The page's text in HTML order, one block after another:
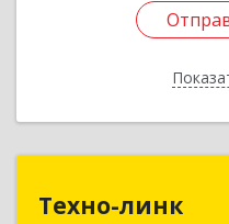
Техно-линк